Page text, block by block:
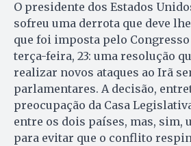
O presidente dos Estados
sofreu uma derrota que deve
que foi imposta pelo
terça-feira, 23: uma resolução
realizar novos ataques ao Irã
parlamentares. A decisão,
preocupação da Casa
entre os dois países, mas, sim,
para evitar que o conflito